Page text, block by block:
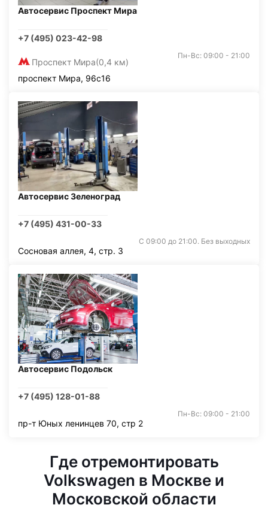
Автосервис Проспект Мира
+7 (495) 023-42-98
Проспект Мира(0,4 км)
Пн-Вс: 09:00 - 21:00
проспект Мира, 96с16
Автосервис Зеленоград
+7 (495) 431-00-33
С 09:00 до 21:00. Без выходных
Сосновая аллея, 4, стр. 3
Автосервис Подольск
+7 (495) 128-01-88
Пн-Вс: 09:00 - 21:00
пр-т Юных ленинцев 70, стр 2
Где отремонтировать
Volkswagen в Москве и
Московской области